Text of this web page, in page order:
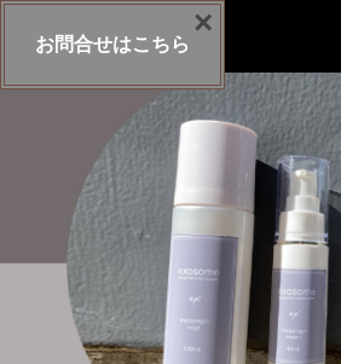
exosome-cosme
お問合せはこちら
×